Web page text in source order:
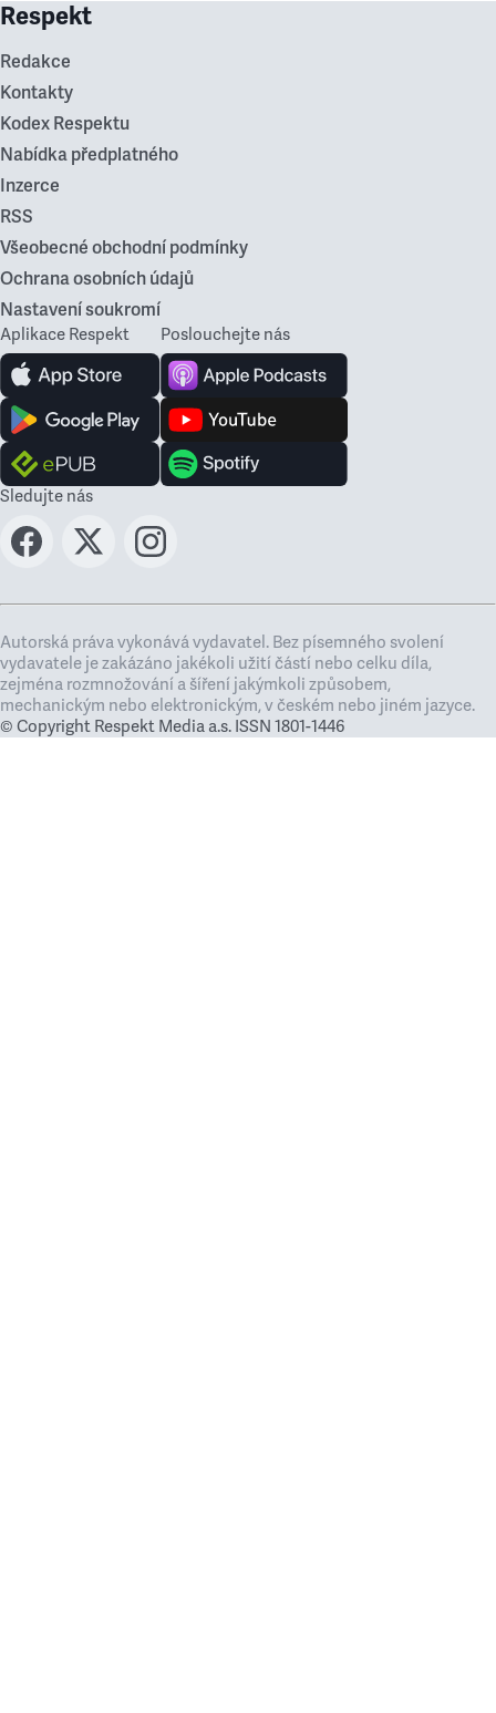
Respekt
Redakce
Kontakty
Kodex Respektu
Nabídka předplatného
Inzerce
RSS
Všeobecné obchodní podmínky
Ochrana osobních údajů
Nastavení soukromí
Aplikace Respekt Poslouchejte nás
Sledujte nás
Autorská práva vykonává vydavatel. Bez písemného svolení
vydavatele je zakázáno jakékoli užití částí nebo celku díla,
zejména rozmnožování a šíření jakýmkoli způsobem,
mechanickým nebo elektronickým, v českém nebo jiném jazyce.
© Copyright Respekt Media a.s. ISSN 1801-1446